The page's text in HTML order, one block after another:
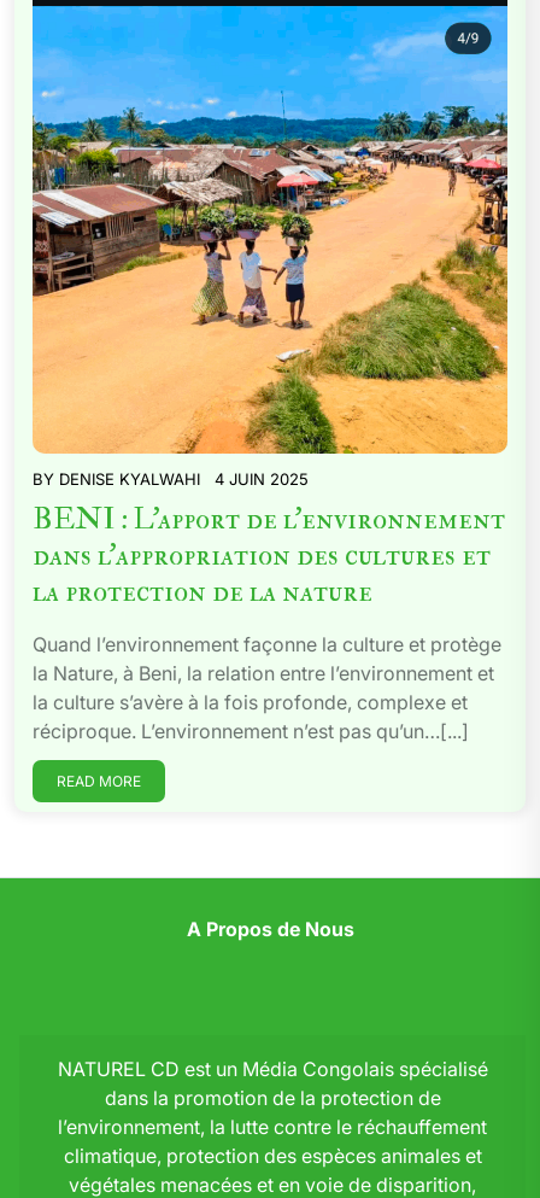
BY DENISE KYALWAHI 4 JUIN 2025
BENI : L’apport de l’environnement
dans l’appropriation des cultures et
la protection de la nature
Quand l’environnement façonne la culture et protège
la Nature, à Beni, la relation entre l’environnement et
la culture s’avère à la fois profonde, complexe et
réciproque. L’environnement n’est pas qu’un…[...]
READ MORE
A Propos de Nous
NATUREL CD est un Média Congolais spécialisé
dans la promotion de la protection de
l’environnement, la lutte contre le réchauffement
climatique, protection des espèces animales et
végétales menacées et en voie de disparition,